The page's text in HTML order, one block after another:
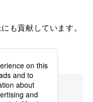
も貢献しています。
要